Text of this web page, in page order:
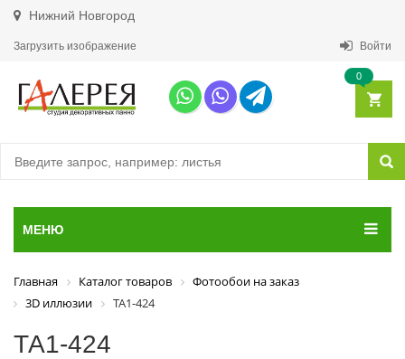
Нижний Новгород
Загрузить изображение Войти
0
МЕНЮ
Главная Каталог товаров
Фотообои на заказ
3D иллюзии
ТА1-424
ТА1-424